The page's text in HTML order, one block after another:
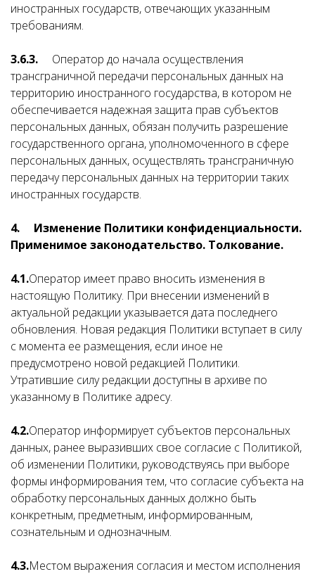
иностранных государств, отвечающих указанным
требованиям.
3.6.3. Оператор до начала осуществления
трансграничной передачи персональных данных на
территорию иностранного государства, в котором не
обеспечивается надежная защита прав субъектов
персональных данных, обязан получить разрешение
государственного органа, уполномоченного в сфере
персональных данных, осуществлять трансграничную
передачу персональных данных на территории таких
иностранных государств.
4. Изменение Политики конфиденциальности.
Применимое законодательство. Толкование.
4.1.Оператор имеет право вносить изменения в
настоящую Политику. При внесении изменений в
актуальной редакции указывается дата последнего
обновления. Новая редакция Политики вступает в силу
с момента ее размещения, если иное не
предусмотрено новой редакцией Политики.
Утратившие силу редакции доступны в архиве по
указанному в Политике адресу.
4.2.Оператор информирует субъектов персональных
данных, ранее выразивших свое согласие с Политикой,
об изменении Политики, руководствуясь при выборе
формы информирования тем, что согласие субъекта на
обработку персональных данных должно быть
конкретным, предметным, информированным,
сознательным и однозначным.
4.3.Местом выражения согласия и местом исполнения